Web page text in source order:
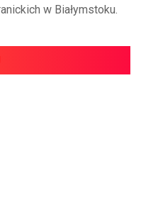
w Białymstoku.